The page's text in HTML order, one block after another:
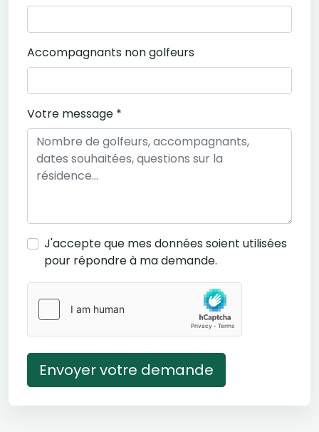
Accompagnants non golfeurs
Votre message *
J'accepte que mes données soient utilisées
pour répondre à ma demande.
Envoyer votre demande